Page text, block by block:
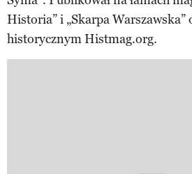
Historia” i „Skarpa
historycznym Histmag.org.